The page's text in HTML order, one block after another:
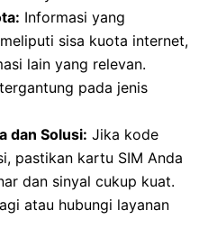
Informasi yang
sisa kuota internet,
lain yang relevan.
pada jenis
dan Solusi: Jika kode
pastikan kartu SIM Anda
dan sinyal cukup kuat.
atau hubungi layanan